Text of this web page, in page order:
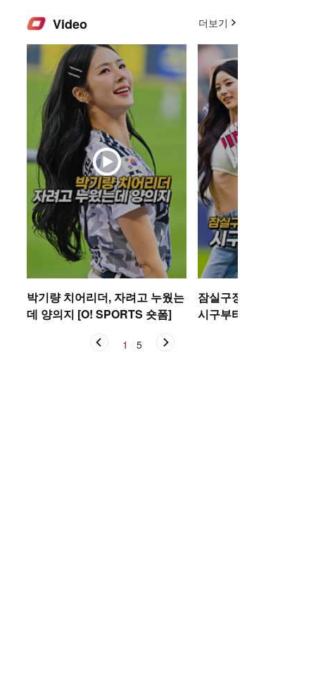
Video 더보기
박기량 치어리더, 자려고 누웠는
데 양의지 [O! SPORTS 숏폼]
잠실구장 뒤흔든 미야오
시구부터 댄스까지 [O!
1 5